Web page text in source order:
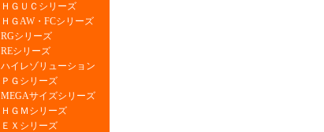
ＨＧＵＣシリーズ
ＨＧAW・FCシリーズ
RGシリーズ
REシリーズ
ハイレゾリューション
ＰＧシリーズ
MEGAサイズシリーズ
ＨＧＭシリーズ
ＥＸシリーズ